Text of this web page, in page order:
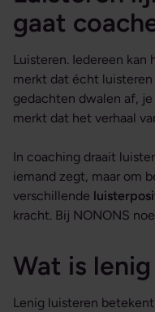
gaat
Luisteren. Iedereen kan
merkt dat écht luisteren
gedachten dwalen af,
merkt dat het verhaal
In coaching draait
iemand zegt, maar om
verschillende
kracht. Bij NONONS
Wat is
Lenig luisteren